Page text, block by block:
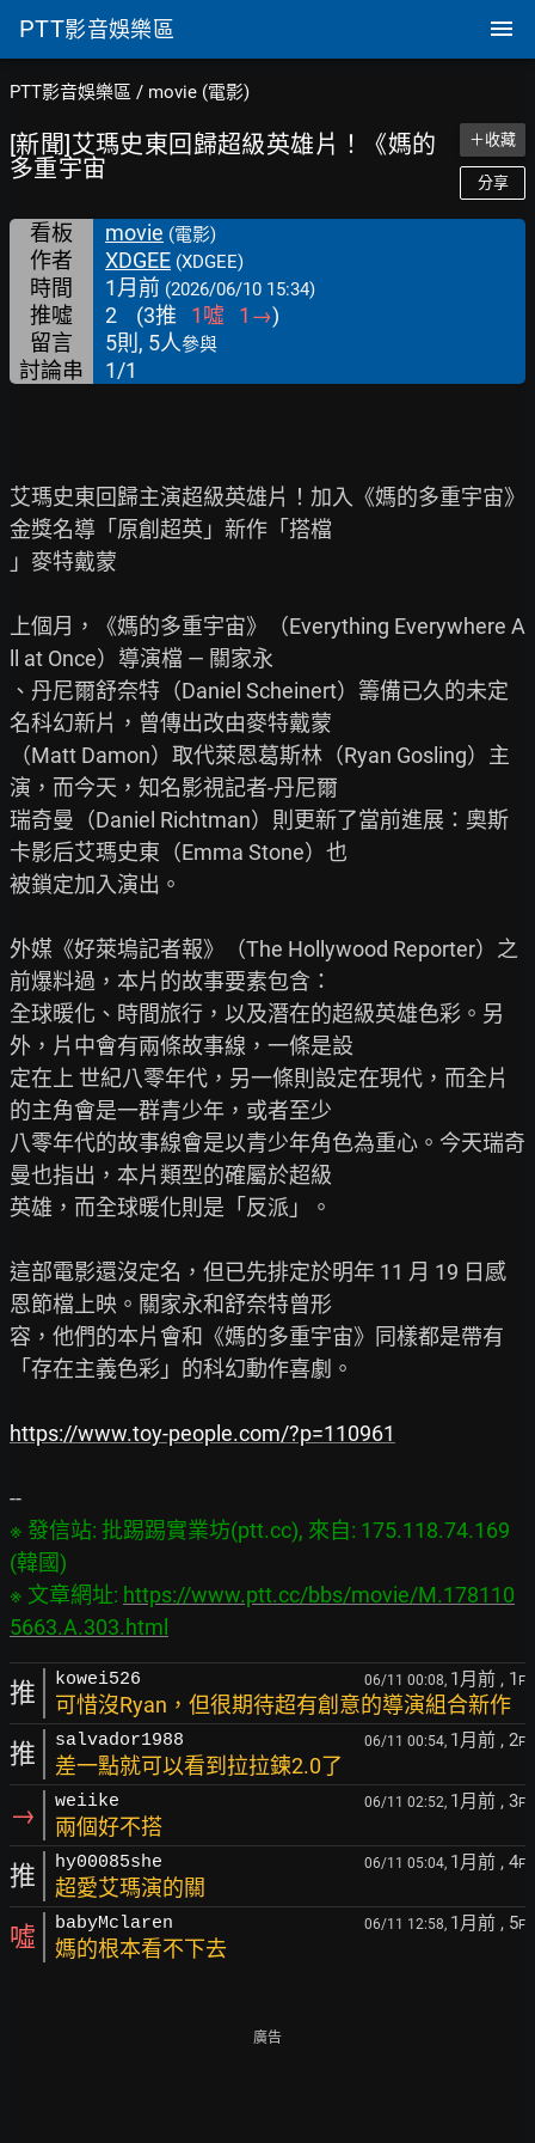
PTT影音娛樂區
PTT影音娛樂區 / movie (電影)
[新聞]艾瑪史東回歸超級英雄片！《媽的
多重宇宙
＋收藏
分享
看板 movie (電影)
作者 XDGEE (XDGEE)
時間 1月前 (2026/06/10 15:34)
推噓 2 (3推 1噓 1 →)
留言
5則, 5人參與
討論串 1/1
艾瑪史東回歸主演超級英雄片！加入《媽的多重宇宙》
金獎名導「原創超英」新作「搭檔
」麥特戴蒙
上個月，《媽的多重宇宙》（Everything Everywhere A
ll at Once）導演檔 — 關家永
、丹尼爾舒奈特（Daniel Scheinert）籌備已久的未定
名科幻新片，曾傳出改由麥特戴蒙
（Matt Damon）取代萊恩葛斯林（Ryan Gosling）主
演，而今天，知名影視記者-丹尼爾
瑞奇曼（Daniel Richtman）則更新了當前進展：奧斯
卡影后艾瑪史東（Emma Stone）也
被鎖定加入演出。
外媒《好萊塢記者報》（The Hollywood Reporter）之
前爆料過，本片的故事要素包含：
全球暖化、時間旅行，以及潛在的超級英雄色彩。另
外，片中會有兩條故事線，一條是設
定在上 世紀八零年代，另一條則設定在現代，而全片
的主角會是一群青少年，或者至少
八零年代的故事線會是以青少年角色為重心。今天瑞奇
曼也指出，本片類型的確屬於超級
英雄，而全球暖化則是「反派」。
這部電影還沒定名，但已先排定於明年 11 月 19 日感
恩節檔上映。關家永和舒奈特曾形
容，他們的本片會和《媽的多重宇宙》同樣都是帶有
「存在主義色彩」的科幻動作喜劇。
https://www.toy-people.com/?p=110961
※ 發信站: 批踢踢實業坊(ptt.cc), 來自: 175.118.74.169
(韓國)
※ 文章網址: https://www.ptt.cc/bbs/movie/M.178110
5663.A.303.html
推 kowei526 06/11 00:08, 1月前 , 1 F
可惜沒Ryan，但很期待超有創意的導演組合新作
推 salvador1988 06/11 00:54, 1月前 , 2F
差一點就可以看到拉拉鍊2.0了
→ weiike 06/11 02:52, 1月前 , 3F
兩個好不搭
推 hy00085she 06/11 05:04, 1月前 , 4F
超愛艾瑪演的關
噓 babyMclaren 06/11 12:58, 1月前 , 5F
媽的根本看不下去
廣告